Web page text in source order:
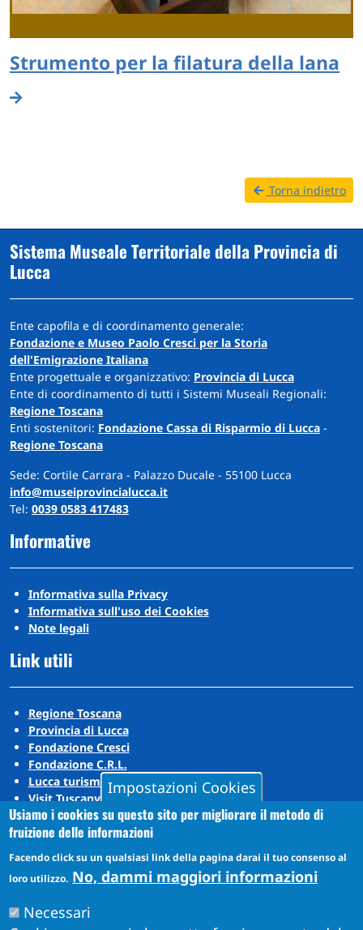
Strumento per la filatura della lana
Torna indietro
Sistema Museale Territoriale della Provincia di
Lucca
Ente capofila e di coordinamento generale:
Fondazione e Museo Paolo Cresci per la Storia
dell'Emigrazione Italiana
Ente progettuale e organizzativo: Provincia di Lucca
Ente di coordinamento di tutti i Sistemi Museali Regionali:
Regione Toscana
Enti sostenitori: Fondazione Cassa di Risparmio di Lucca -
Regione Toscana
Sede: Cortile Carrara - Palazzo Ducale - 55100 Lucca
info@museiprovincialucca.it
Tel: 0039 0583 417483
Informative
Informativa sulla Privacy
Informativa sull'uso dei Cookies
Note legali
Link utili
Regione Toscana
Provincia di Lucca
Fondazione Cresci
Fondazione C.R.L.
Lucca turismo
Visit Tuscany
Puccini Lands
Social media
YouTube
Impostazioni Cookies
Usiamo i cookies su questo sito per migliorare il metodo di
fruizione delle informazioni
Facendo click su un qualsiasi link della pagina darai il tuo consenso al
loro utilizzo. No, dammi maggiori informazioni
Necessari